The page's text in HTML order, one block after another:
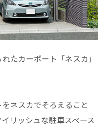
たカーポート「ネスカ」
ネスカでそろえること
リッシュな駐車スペース